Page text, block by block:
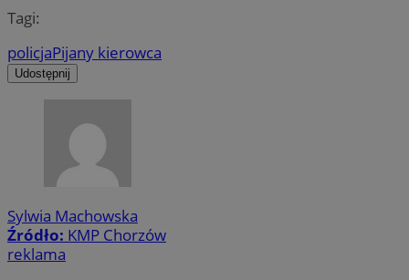
Tagi:
policjaPijany kierowca
Udostępnij
Sylwia Machowska
Źródło: KMP Chorzów
reklama